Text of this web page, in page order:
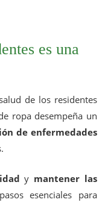
es una
de los residentes
ropa desempeña un
de enfermedades
y mantener las
esenciales para